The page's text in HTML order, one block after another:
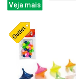
Veja mais